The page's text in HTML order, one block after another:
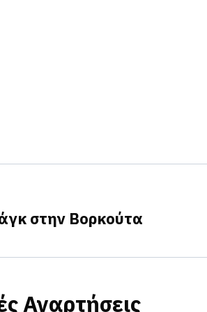
στην Βορκούτα
Αναρτήσεις